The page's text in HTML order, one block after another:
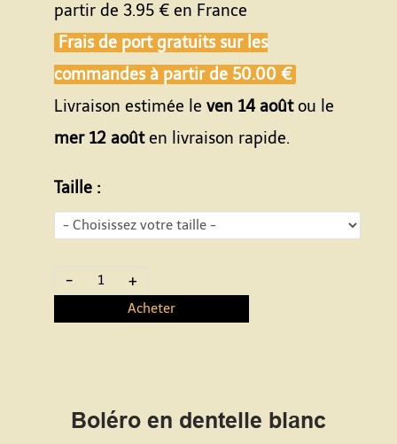
partir de 3.95 € en France
Frais de port gratuits sur les
commandes à partir de 50.00 €
Livraison estimée le ven 14 aoûtou le
mer 12 aoûten livraison rapide.
Taille :
- +
Acheter
Boléro en dentelle blanc